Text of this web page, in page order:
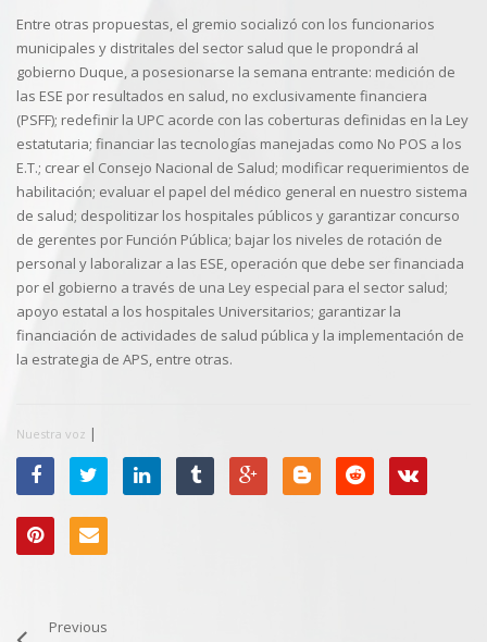
Entre otras propuestas, el gremio socializó con los funcionarios
municipales y distritales del sector salud que le propondrá al
gobierno Duque, a posesionarse la semana entrante: medición de
las ESE por resultados en salud, no exclusivamente financiera
(PSFF); redefinir la UPC acorde con las coberturas definidas en la Ley
estatutaria; financiar las tecnologías manejadas como No POS a los
E.T.; crear el Consejo Nacional de Salud; modificar requerimientos de
habilitación; evaluar el papel del médico general en nuestro sistema
de salud; despolitizar los hospitales públicos y garantizar concurso
de gerentes por Función Pública; bajar los niveles de rotación de
personal y laboralizar a las ESE, operación que debe ser financiada
por el gobierno a través de una Ley especial para el sector salud;
apoyo estatal a los hospitales Universitarios; garantizar la
financiación de actividades de salud pública y la implementación de
la estrategia de APS, entre otras.
Nuestra voz |
Previous